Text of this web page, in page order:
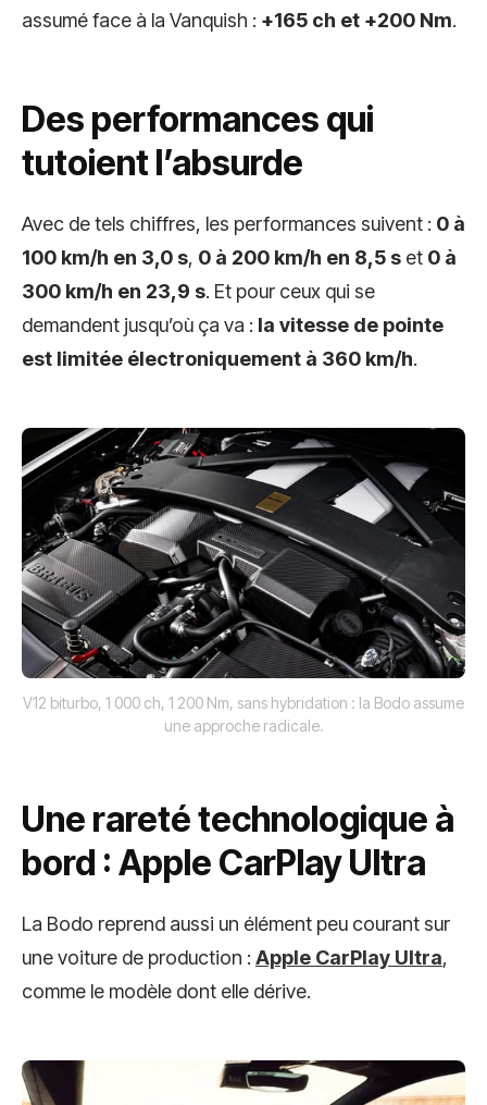
assumé face à la Vanquish : +165 ch et +200 Nm.
Des performances qui
tutoient l’absurde
Avec de tels chiffres, les performances suivent : 0 à
100 km/h en 3,0 s, 0 à 200 km/h en 8,5 s et 0 à
300 km/h en 23,9 s. Et pour ceux qui se
demandent jusqu’où ça va : la vitesse de pointe
est limitée électroniquement à 360 km/h.
V12 biturbo, 1 000 ch, 1 200 Nm, sans hybridation : la Bodo assume
une approche radicale.
Une rareté technologique à
bord : Apple CarPlay Ultra
La Bodo reprend aussi un élément peu courant sur
une voiture de production : Apple CarPlay Ultra,
comme le modèle dont elle dérive.